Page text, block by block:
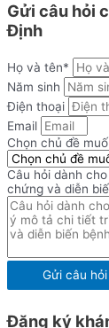
Gửi câu hỏi
Định
Họ và tên*
Năm sinh
Điện thoại
Email
Chọn chủ đề
Câu hỏi dành
chứng và diễn
Gửi câu hỏi
Đăng ký